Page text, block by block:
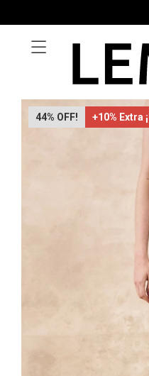

44 +10% Extra